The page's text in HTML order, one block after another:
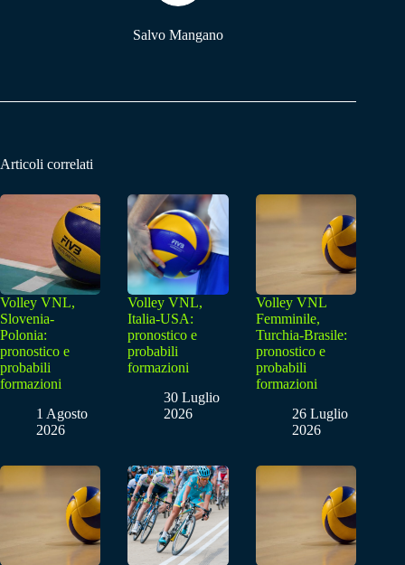
Salvo Mangano
Articoli correlati
Volley VNL,
Slovenia-
Polonia:
pronostico e
probabili
formazioni
1 Agosto
2026
Volley VNL,
Italia-USA:
pronostico e
probabili
formazioni
30 Luglio
2026
Volley VNL
Femminile,
Turchia-Brasile:
pronostico e
probabili
formazioni
26 Luglio
2026